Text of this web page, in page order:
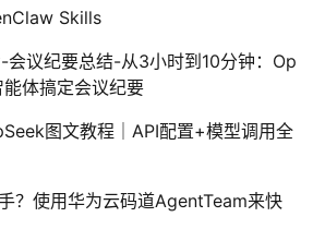
Skills
议纪要总结-从3小时到10分钟：Op
体搞定会议纪要
图文教程｜API配置+模型调用全
？使用华为云码道AgentTeam来快